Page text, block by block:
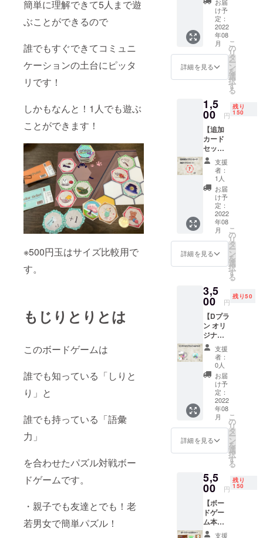
簡単に理解できて5人まで遊
ぶことができるので
誰でもすぐできてコミュニ
ケーションの土台にピッタ
リです！
しかもなんと！1人でも遊ぶ
ことができます！
※500円玉はサイズ比較用で
す。
もじりとりとは
このボードゲームは
誰でも知っている「しりと
り」と
誰でも持っている「語彙
力」
を合わせたパズル対戦ボー
ドゲームです。
・親子でも友達とでも！老
若男女で簡単パズル！
ができ
ます。
※本体は
含まれ
ていま
せん。A
プラン
さい。
※描き直
して使
うこと
はでき
ませ
ん。
おすす
め！ オ
リジナ
ル壁紙
とお礼
のメー
ルが届
きま
す。
け予
定：
2022
年08
月
詳細を見る
こ
の
リ
タ
ー
ン
を
選
択
す
る
1,5
00 円
残り
150
【追加
カード
セット※
送料込
み】 本
体には
含まれ
ていな
い新規
カード
20枚
セット
です。
内容物
カード
×20 イ
はまだ
未定で
支援者
コメン
トでリ
クエス
トを募
集し 抽
選でイ
ラスト
を決定
しま
す。 決
定した
イラス
トは随
時近況
ドしま
す。 ※
リクエ
スト数
が20に
満たな
かった
支援
者：
1人
お届
け予
定：
2022
年08
月
詳細を見る
こ
の
リ
タ
ー
ン
を
選
択
す
る
3,5
00 円
残り50
【Dプラ
ン オリ
ジナル
マグ
カップ
+缶バッ
チ】 オ
リジナ
ル陶器
マグ
カップ
と缶
バッチ
が1個ず
つの
セット
支援
者：
0人
お届
け予
定：
2022
年08
月
詳細を見る
こ
の
リ
タ
ー
ン
を
選
択
す
る
5,5
00 円
残り
150
【ボー
ドゲー
ム本体※
送料込
支援